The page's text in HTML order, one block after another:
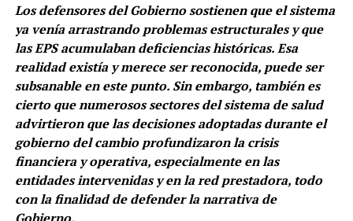
Los defensores del Gobierno sostienen que el sistema
ya venía arrastrando problemas estructurales y que
las EPS acumulaban deficiencias históricas. Esa
realidad existía y merece ser reconocida, puede ser
subsanable en este punto. Sin embargo, también es
cierto que numerosos sectores del sistema de salud
advirtieron que las decisiones adoptadas durante el
gobierno del cambio profundizaron la crisis
financiera y operativa, especialmente en las
entidades intervenidas y en la red prestadora, todo
con la finalidad de defender la narrativa de